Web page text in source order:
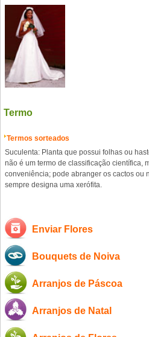
Termo
Termos sorteados
Suculenta: Planta que possui folhas ou
não é um termo de classificação científica,
conveniência; pode abranger os cactos ou
sempre designa uma xerófita.
Enviar Flores
Bouquets de Noiva
Arranjos de Páscoa
Arranjos de Natal